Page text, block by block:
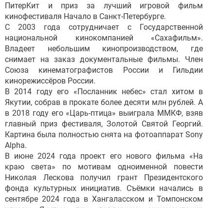
ПитерKит и приз за лучший игровой фильм
кинофестиваля Начало в Санкт-Петербурге.
С 2003 года сотрудничает с Государственной
национальной кинокомпанией «Сахафильм».
Владеет небольшим кинопроизводством, где
снимает на заказ документальные фильмы. Член
Союза кинематографистов России и Гильдии
кинорежиссёров России.
В 2014 году его «Посланник небес» стал хитом в
Якутии, собрав в прокате более десяти млн рублей. А
в 2018 году его «Царь-птица» выиграла ММКФ, взяв
главный приз фестиваля, Золотой Святой Георгий.
Картина была полностью снята на фотоаппарат Sony
Alpha.
В июне 2024 года проект его нового фильма «На
краю света» по мотивам одноименной повести
Николая Лескова получил грант Президентского
фонда культурных инициатив. Съёмки начались в
сентябре 2024 года в Хангаласском и Томпонском